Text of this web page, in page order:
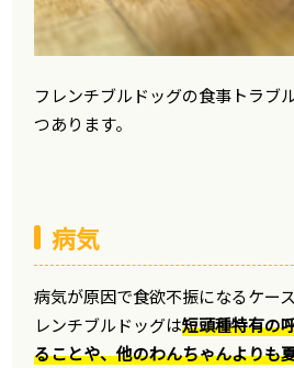
フレンチブルドッグの食事トラブ
つあります。
病気
病気が原因で食欲不振になるケー
レンチブルドッグは短頭種特有の
ることや、他のわんちゃんよりも